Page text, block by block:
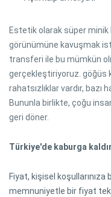
Estetik olarak süper minik
görünümüne kavuşmak
transferi ile bu mümkün
gerçekleştiriyoruz. göğüs
rahatsızlıklar vardır,
Bununla birlikte, çoğu
geri döner.
Türkiye'de kaburga
Fiyat, kişisel
memnuniyetle bir fiyat